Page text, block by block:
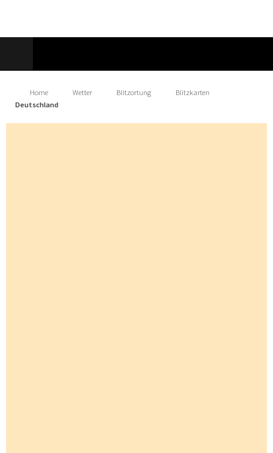
Home Wetter Blitzortung
Blitzkarten
Deutschland